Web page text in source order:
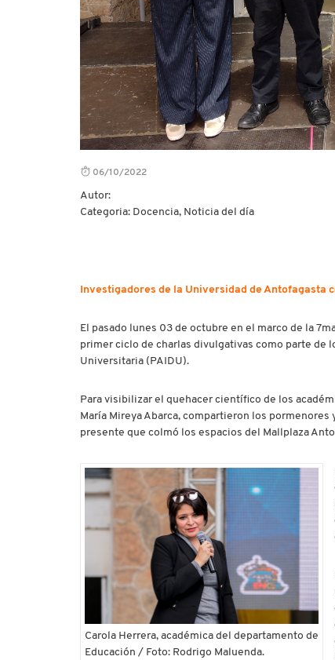
06/10/2022
Autor:
Categoria: Docencia, Noticia del día
Investigadores de la Universidad de Antofagasta
El pasado lunes 03 de octubre en el marco de la
primer ciclo de charlas divulgativas como parte de
Universitaria (PAIDU).
Para visibilizar el quehacer científico de los
María Mireya Abarca, compartieron los
presente que colmó los espacios del Mallplaza
Carola Herrera, académica del departamento de
Educación / Foto: Rodrigo Maluenda.